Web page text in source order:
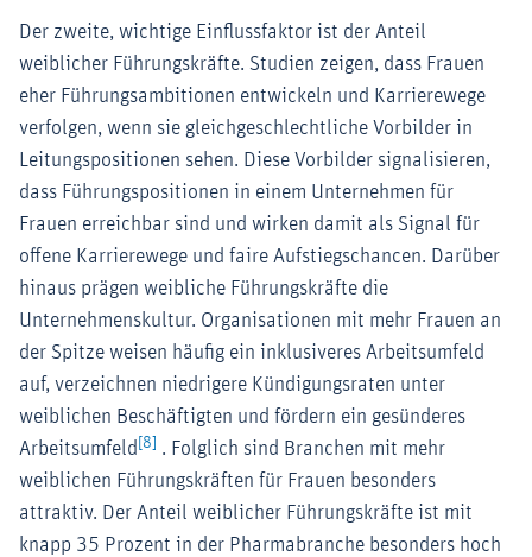
Der zweite, wichtige Einflussfaktor ist der Anteil
weiblicher Führungskräfte. Studien zeigen, dass Frauen
eher Führungsambitionen entwickeln und Karrierewege
verfolgen, wenn sie gleichgeschlechtliche Vorbilder in
Leitungspositionen sehen. Diese Vorbilder signalisieren,
dass Führungspositionen in einem Unternehmen für
Frauen erreichbar sind und wirken damit als Signal für
offene Karrierewege und faire Aufstiegschancen. Darüber
hinaus prägen weibliche Führungskräfte die
Unternehmenskultur. Organisationen mit mehr Frauen an
der Spitze weisen häufig ein inklusiveres Arbeitsumfeld
auf, verzeichnen niedrigere Kündigungsraten unter
weiblichen Beschäftigten und fördern ein gesünderes
Arbeitsumfeld [8] . Folglich sind Branchen mit mehr
weiblichen Führungskräften für Frauen besonders
attraktiv. Der Anteil weiblicher Führungskräfte ist mit
knapp 35 Prozent in der Pharmabranche besonders hoch